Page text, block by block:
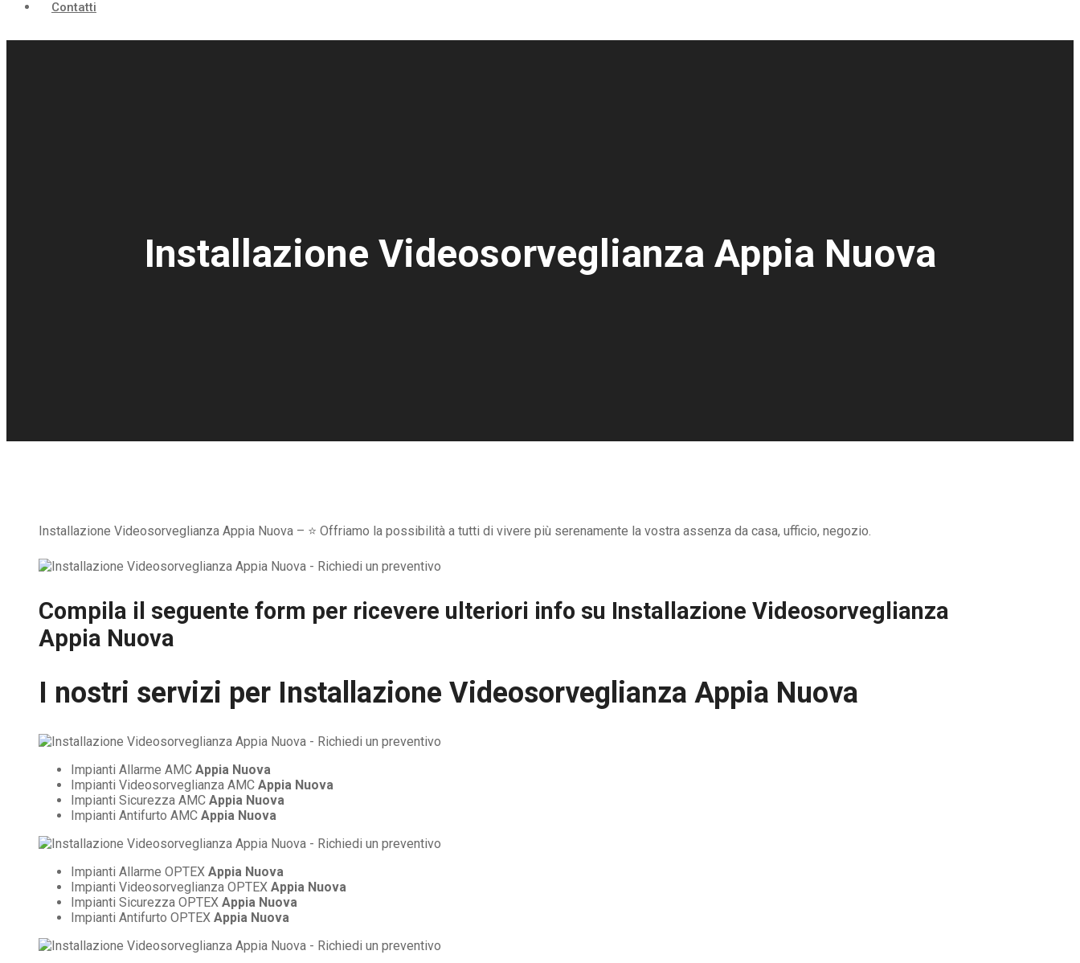
Contatti
Installazione Videosorveglianza Appia Nuova
Installazione Videosorveglianza Appia Nuova – ⭐ Offriamo la possibilità a tutti di vivere più serenamente la vostra assenza da casa, ufficio, negozio.
Compila il seguente form per ricevere ulteriori info su Installazione Videosorveglianza
Appia Nuova
I nostri servizi per Installazione Videosorveglianza Appia Nuova
Impianti Allarme AMC Appia Nuova
Impianti Videosorveglianza AMC Appia Nuova
Impianti Sicurezza AMC Appia Nuova
Impianti Antifurto AMC Appia Nuova
Impianti Allarme OPTEX Appia Nuova
Impianti Videosorveglianza OPTEX Appia Nuova
Impianti Sicurezza OPTEX Appia Nuova
Impianti Antifurto OPTEX Appia Nuova